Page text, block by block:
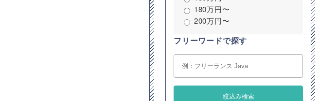
180万円〜
200万円〜
フリーワードで探す